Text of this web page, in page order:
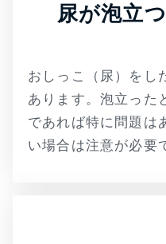
尿が泡立
おしっこ（尿）をし
あります。泡立った
であれば特に問題は
い場合は注意が必要